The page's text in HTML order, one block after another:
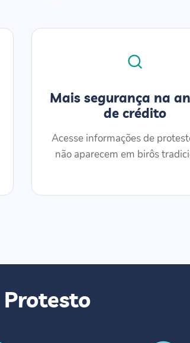
Mais segurança na
de crédito
Acesse informações de
não aparecem em birôs